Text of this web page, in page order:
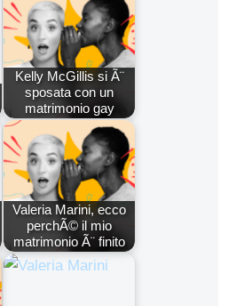
Kelly McGillis si Ã¨
sposata con un
matrimonio gay
Valeria Marini, ecco
perchÃ© il mio
matrimonio Ã¨ finito